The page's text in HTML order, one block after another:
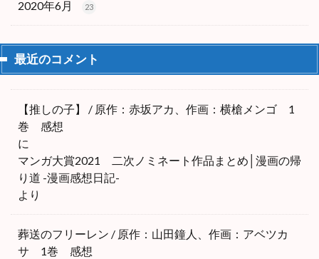
2020年6月 23
最近のコメント
【推しの子】 / 原作：赤坂アカ、作画：横槍メンゴ 1
巻 感想
に
マンガ大賞2021 二次ノミネート作品まとめ│漫画の帰
り道 -漫画感想日記-
より
葬送のフリーレン / 原作：山田鐘人、作画：アベツカ
サ 1巻 感想